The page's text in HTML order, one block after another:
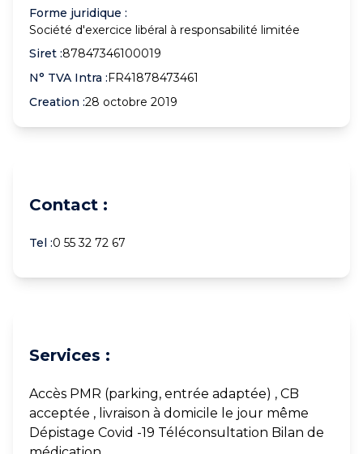
Forme juridique :
Société d'exercice libéral à responsabilité limitée
Siret :87847346100019
N° TVA Intra :FR41878473461
Creation :28 octobre 2019
Contact :
Tel :0 55 32 72 67
Services :
Accès PMR (parking, entrée adaptée) , CB
acceptée , livraison à domicile le jour même
Dépistage Covid -19 Téléconsultation Bilan de